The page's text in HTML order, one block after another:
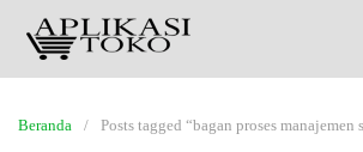
Beranda Posts tagged “bagan proses manajemen